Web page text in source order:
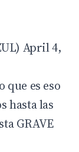
April 4,
que es eso
hasta las
GRAVE